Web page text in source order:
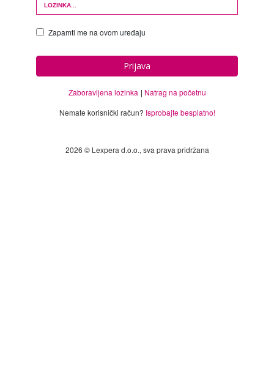
Zapamti me na ovom uređaju
Prijava
Zaboravljena lozinka
Natrag na početnu
Nemate korisnički račun? Isprobajte besplatno!
2026 © Lexpera d.o.o., sva prava pridržana